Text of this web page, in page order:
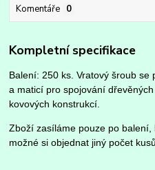
Komentáře 0
Kompletní specifikace
Balení: 250 ks. Vratový šroub se
a maticí pro spojování
kovových konstrukcí.
Zboží zasíláme pouze po
možné si objednat jiný počet